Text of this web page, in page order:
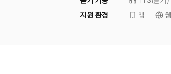
지원 환경
앱 웹